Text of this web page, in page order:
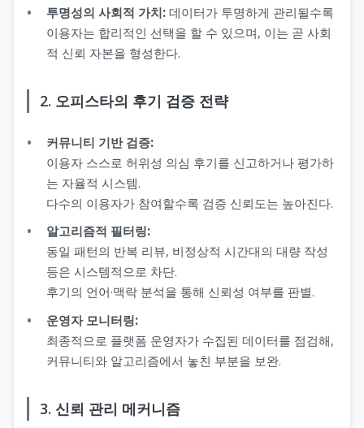
투명성의 사회적 가치: 데이터가 투명하게 관리될수록
이용자는 합리적인 선택을 할 수 있으며, 이는 곧 사회
적 신뢰 자본을 형성한다.
2. 오피스타의 후기 검증 전략
커뮤니티 기반 검증:
이용자 스스로 허위성 의심 후기를 신고하거나 평가하
는 자율적 시스템.
다수의 이용자가 참여할수록 검증 신뢰도는 높아진다.
알고리즘적 필터링:
동일 패턴의 반복 리뷰, 비정상적 시간대의 대량 작성
등은 시스템적으로 차단.
후기의 언어·맥락 분석을 통해 신뢰성 여부를 판별.
운영자 모니터링:
최종적으로 플랫폼 운영자가 수집된 데이터를 점검해,
커뮤니티와 알고리즘에서 놓친 부분을 보완.
3. 신뢰 관리 메커니즘